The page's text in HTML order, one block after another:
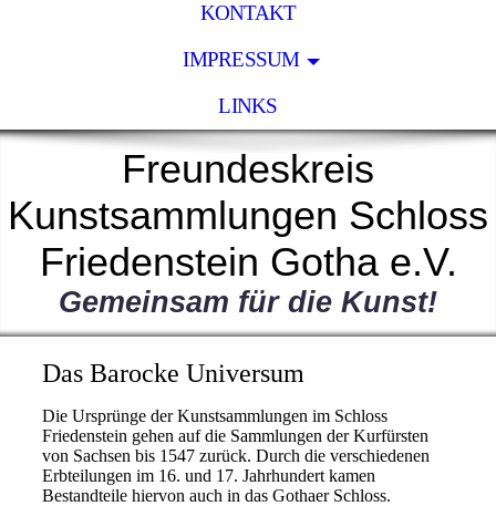
KONTAKT
IMPRESSUM
LINKS
Freundeskreis
Kunstsammlungen Schloss
Friedenstein Gotha e.V.
Gemeinsam für die Kunst!
Das Barocke Universum
Die Ursprünge der Kunstsammlungen im Schloss
Friedenstein gehen auf die Sammlungen der Kurfürsten
von Sachsen bis 1547 zurück. Durch die verschiedenen
Erbteilungen im 16. und 17. Jahrhundert kamen
Bestandteile hiervon auch in das Gothaer Schloss.